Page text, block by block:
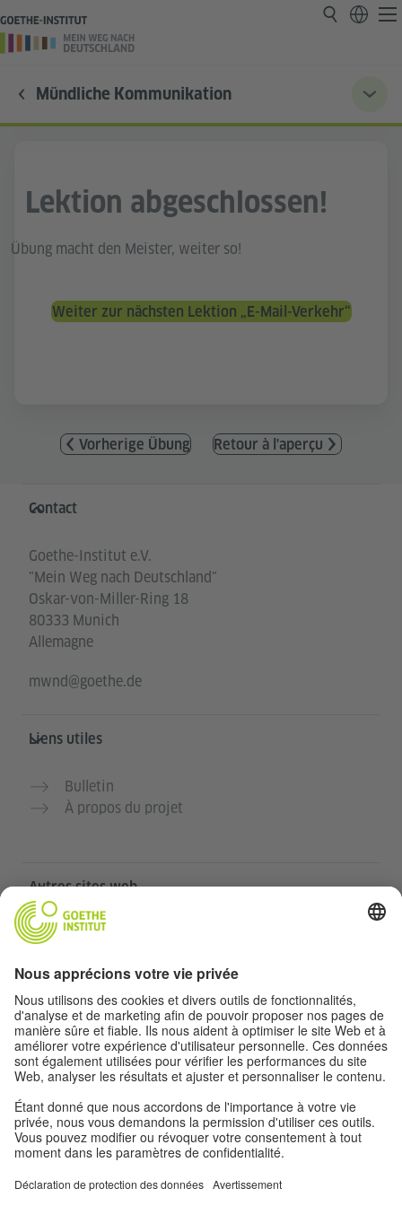
Mündliche Kommunikation
Lektion abgeschlossen!
Übung macht den Meister, weiter so!
Weiter zur nächsten Lektion „E-Mail-Verkehr“
Vorherige Übung Retour à l'aperçu
Service- und Informationsbereich
Contact
Goethe-Institut e.V.
"Mein Weg nach Deutschland"
Oskar-von-Miller-Ring 18
80333 Munich
Allemagne
mwnd@goethe.de
Liens utiles
Bulletin
À propos du projet
Autres sites web
Communauté „Deutsch für dich“
Cours d’allemand de l’Institut Goethe
Portail pour enseignants „Deutschstunde“
Confidentialité et accessibilité
Paramètres de confidentialité
Accessibilité